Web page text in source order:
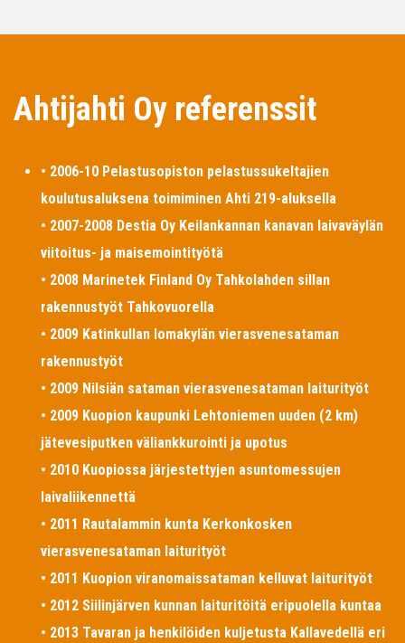
Ahtijahti Oy referenssit
• 2006-10 Pelastusopiston pelastussukeltajien
koulutusaluksena toimiminen Ahti 219-aluksella
• 2007-2008 Destia Oy Keilankannan kanavan laivaväylän
viitoitus- ja maisemointityötä
• 2008 Marinetek Finland Oy Tahkolahden sillan
rakennustyöt Tahkovuorella
• 2009 Katinkullan lomakylän vierasvenesataman
rakennustyöt
• 2009 Nilsiän sataman vierasvenesataman laiturityöt
• 2009 Kuopion kaupunki Lehtoniemen uuden (2 km)
jätevesiputken väliankkurointi ja upotus
• 2010 Kuopiossa järjestettyjen asuntomessujen
laivaliikennettä
• 2011 Rautalammin kunta Kerkonkosken
vierasvenesataman laiturityöt
• 2011 Kuopion viranomaissataman kelluvat laiturityöt
• 2012 Siilinjärven kunnan laituritöitä eripuolella kuntaa
• 2013 Tavaran ja henkilöiden kuljetusta Kallavedellä eri